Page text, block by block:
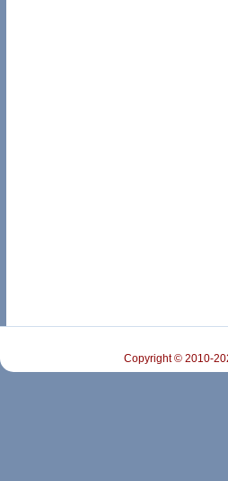
Copyright © 2010-